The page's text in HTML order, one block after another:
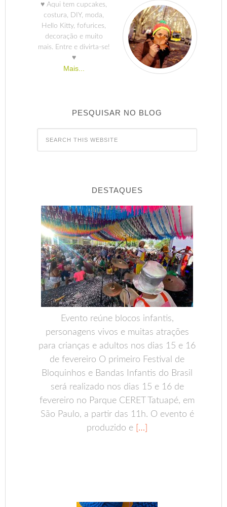
♥ Aqui tem cupcakes,
costura, DIY, moda,
Hello Kitty, fofurices,
decoração e muito
mais. Entre e divirta-se!
♥
Mais...
PESQUISAR NO BLOG
DESTAQUES
Evento reúne blocos infantis,
personagens vivos e muitas atrações
para crianças e adultos nos dias 15 e 16
de fevereiro O primeiro Festival de
Bloquinhos e Bandas Infantis do Brasil
será realizado nos dias 15 e 16 de
fevereiro no Parque CERET Tatuapé, em
São Paulo, a partir das 11h. O evento é
produzido e […]